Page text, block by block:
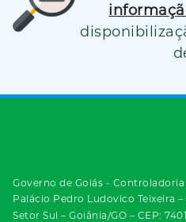
Governo de Goiás -
Palácio Pedro Ludovico Teixeira –
Setor Sul – Goiânia/GO – CEP: